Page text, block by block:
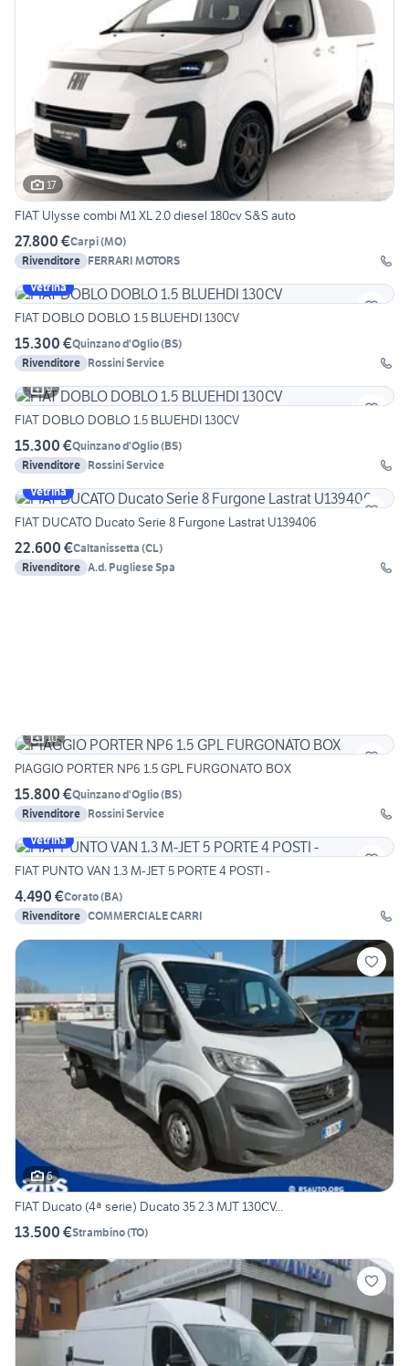
17
FIAT Ulysse combi M1 XL 2.0 diesel 180cv S&S auto
27.800 €Carpi(MO)
Rivenditore FERRARI MOTORS
Vetrina
FIAT DOBLO DOBLO 1.5 BLUEHDI 130CV
15.300 €Quinzano d'Oglio(BS)
Rivenditore Rossini Service
9
FIAT DOBLO DOBLO 1.5 BLUEHDI 130CV
15.300 €Quinzano d'Oglio(BS)
Rivenditore Rossini Service
Vetrina
FIAT DUCATO Ducato Serie 8 Furgone Lastrat U139406
22.600 €Caltanissetta (CL)
Rivenditore A.d. Pugliese Spa
10
PIAGGIO PORTER NP6 1.5 GPL FURGONATO BOX
15.800 €Quinzano d'Oglio(BS)
Rivenditore Rossini Service
Vetrina
FIAT PUNTO VAN 1.3 M-JET 5 PORTE 4 POSTI -
4.490 €Corato(BA)
Rivenditore COMMERCIALE CARRI
6
FIAT Ducato (4ª serie) Ducato 35 2.3 MJT 130CV...
13.500 €Strambino(TO)